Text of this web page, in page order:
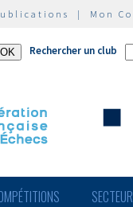
| Mon
Rechercher un club